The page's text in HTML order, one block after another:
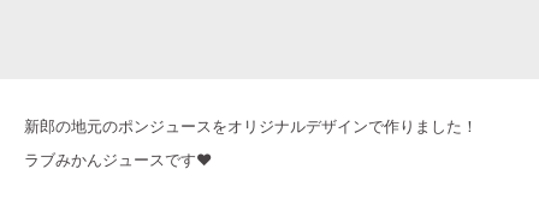
新郎の地元のポンジュースをオリジナルデザインで作りました！
ラブみかんジュースです❤️